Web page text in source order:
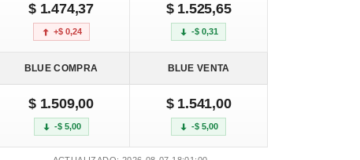
$ 1.474,37
+$ 0,24
$ 1.525,65
-$ 0,31
BLUE COMPRA BLUE VENTA
$ 1.509,00
-$ 5,00
$ 1.541,00
-$ 5,00